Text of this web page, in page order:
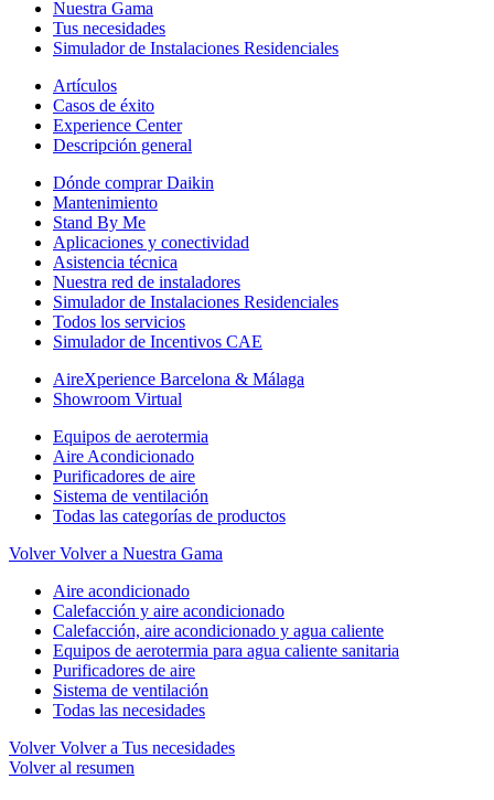
Nuestra Gama
Tus necesidades
Simulador de Instalaciones Residenciales
Artículos
Casos de éxito
Experience Center
Descripción general
Dónde comprar Daikin
Mantenimiento
Stand By Me
Aplicaciones y conectividad
Asistencia técnica
Nuestra red de instaladores
Simulador de Instalaciones Residenciales
Todos los servicios
Simulador de Incentivos CAE
AireXperience Barcelona & Málaga
Showroom Virtual
Equipos de aerotermia
Aire Acondicionado
Purificadores de aire
Sistema de ventilación
Todas las categorías de productos
Volver Volver a Nuestra Gama
Aire acondicionado
Calefacción y aire acondicionado
Calefacción, aire acondicionado y agua caliente
Equipos de aerotermia para agua caliente sanitaria
Purificadores de aire
Sistema de ventilación
Todas las necesidades
Volver Volver a Tus necesidades
Volver al resumen